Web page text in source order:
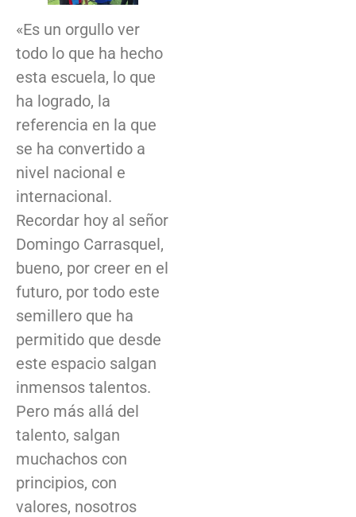
«Es un orgullo ver
todo lo que ha hecho
esta escuela, lo que
ha logrado, la
referencia en la que
se ha convertido a
nivel nacional e
internacional.
Recordar hoy al señor
Domingo Carrasquel,
bueno, por creer en el
futuro, por todo este
semillero que ha
permitido que desde
este espacio salgan
inmensos talentos.
Pero más allá del
talento, salgan
muchachos con
principios, con
valores, nosotros